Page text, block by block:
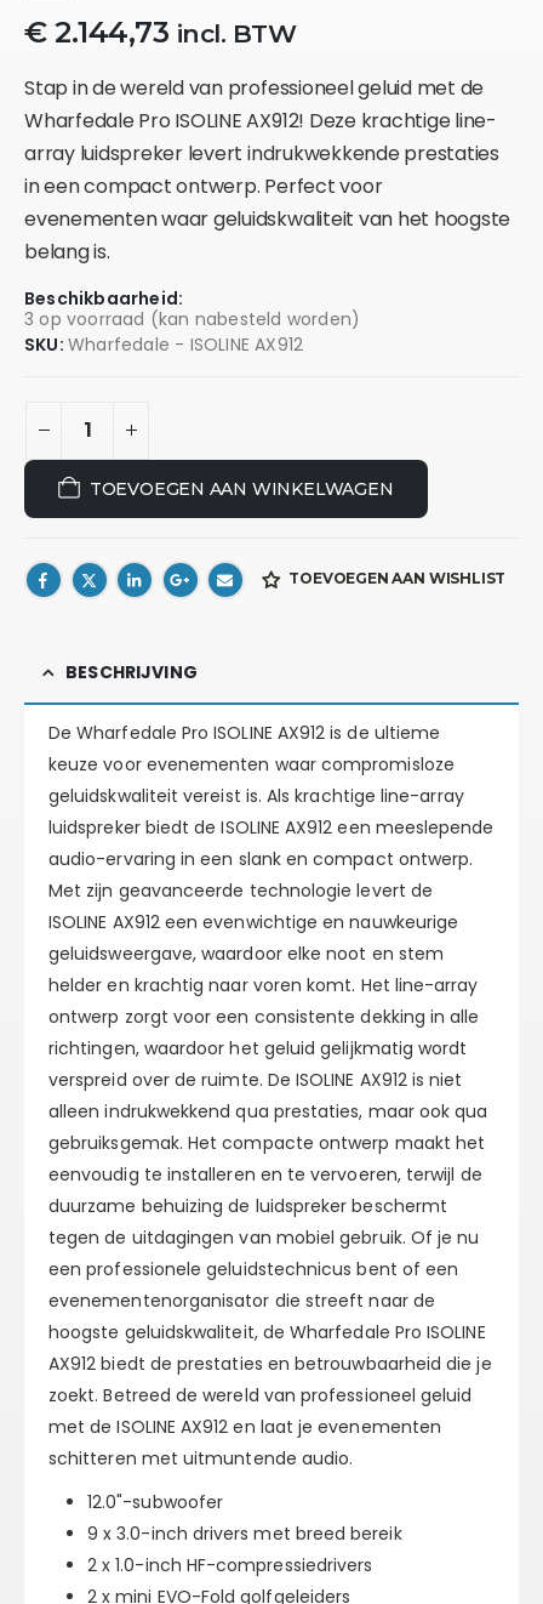
€2.144,73 incl. BTW
Stap in de wereld van professioneel geluid met de
Wharfedale Pro ISOLINE AX912! Deze krachtige line-
array luidspreker levert indrukwekkende prestaties
in een compact ontwerp. Perfect voor
evenementen waar geluidskwaliteit van het hoogste
belang is.
Beschikbaarheid:
3 op voorraad (kan nabesteld worden)
SKU: Wharfedale - ISOLINE AX912
TOEVOEGEN AAN WINKELWAGEN
TOEVOEGEN AAN WISHLIST
BESCHRIJVING
De Wharfedale Pro ISOLINE AX912 is de ultieme
keuze voor evenementen waar compromisloze
geluidskwaliteit vereist is. Als krachtige line-array
luidspreker biedt de ISOLINE AX912 een meeslepende
audio-ervaring in een slank en compact ontwerp.
Met zijn geavanceerde technologie levert de
ISOLINE AX912 een evenwichtige en nauwkeurige
geluidsweergave, waardoor elke noot en stem
helder en krachtig naar voren komt. Het line-array
ontwerp zorgt voor een consistente dekking in alle
richtingen, waardoor het geluid gelijkmatig wordt
verspreid over de ruimte. De ISOLINE AX912 is niet
alleen indrukwekkend qua prestaties, maar ook qua
gebruiksgemak. Het compacte ontwerp maakt het
eenvoudig te installeren en te vervoeren, terwijl de
duurzame behuizing de luidspreker beschermt
tegen de uitdagingen van mobiel gebruik. Of je nu
een professionele geluidstechnicus bent of een
evenementenorganisator die streeft naar de
hoogste geluidskwaliteit, de Wharfedale Pro ISOLINE
AX912 biedt de prestaties en betrouwbaarheid die je
zoekt. Betreed de wereld van professioneel geluid
met de ISOLINE AX912 en laat je evenementen
schitteren met uitmuntende audio.
12.0"-subwoofer
9 x 3.0-inch drivers met breed bereik
2 x 1.0-inch HF-compressiedrivers
2 x mini EVO-Fold golfgeleiders